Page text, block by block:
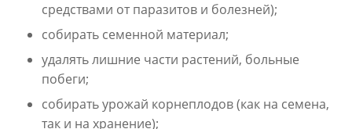
средствами от паразитов и болезней);
собирать семенной материал;
удалять лишние части растений, больные
побеги;
собирать урожай корнеплодов (как на семена,
так и на хранение);